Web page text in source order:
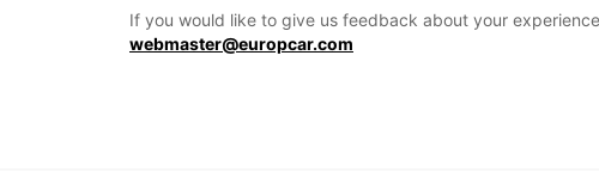
If you would like to give us feedback about your
webmaster@europcar.com